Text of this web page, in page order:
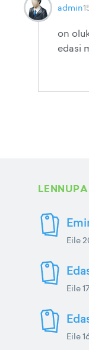
admin
on
edasi
Eile
Eile
Eile